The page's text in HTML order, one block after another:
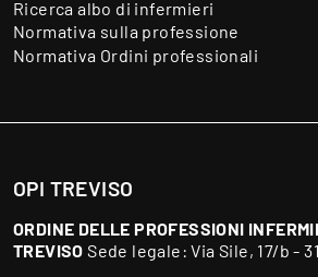
Ricerca albo di infermieri
Normativa sulla professione
Normativa Ordini professionali
OPI TREVISO
ORDINE DELLE PROFESSIONI
TREVISO Sede legale: Via Sile, 17/b -